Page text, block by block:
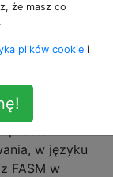
z
w języku
FASM w
że masz co
plików cookie i